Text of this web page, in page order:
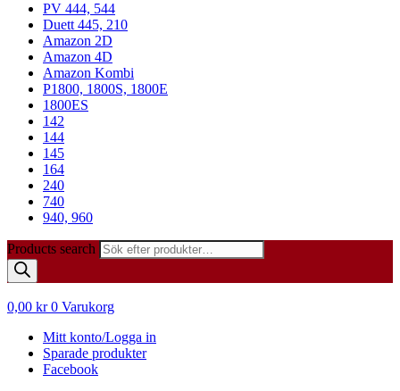
PV 444, 544
Duett 445, 210
Amazon 2D
Amazon 4D
Amazon Kombi
P1800, 1800S, 1800E
1800ES
142
144
145
164
240
740
940, 960
Products search
0,00 kr 0 Varukorg
Mitt konto/Logga in
Sparade produkter
Facebook